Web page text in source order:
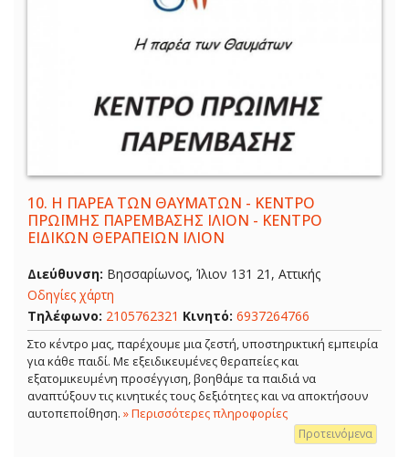
10. Η ΠΑΡΕΑ ΤΩΝ ΘΑΥΜΑΤΩΝ - ΚΕΝΤΡΟ
ΠΡΩΪΜΗΣ ΠΑΡΕΜΒΑΣΗΣ ΙΛΙΟΝ - ΚΕΝΤΡΟ
ΕΙΔΙΚΩΝ ΘΕΡΑΠΕΙΩΝ ΙΛΙΟΝ
Διεύθυνση: Βησσαρίωνος, Ίλιον 131 21, Αττικής
Οδηγίες χάρτη
Τηλέφωνο: 2105762321 Κινητό: 6937264766
Στο κέντρο μας, παρέχουμε μια ζεστή, υποστηρικτική εμπειρία
για κάθε παιδί. Με εξειδικευμένες θεραπείες και
εξατομικευμένη προσέγγιση, βοηθάμε τα παιδιά να
αναπτύξουν τις κινητικές τους δεξιότητες και να αποκτήσουν
αυτοπεποίθηση. » Περισσότερες πληροφορίες
Προτεινόμενα